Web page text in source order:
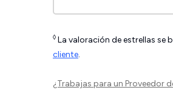
◊ La valoración de estrellas se
cliente.
¿Trabajas para un Proveedor